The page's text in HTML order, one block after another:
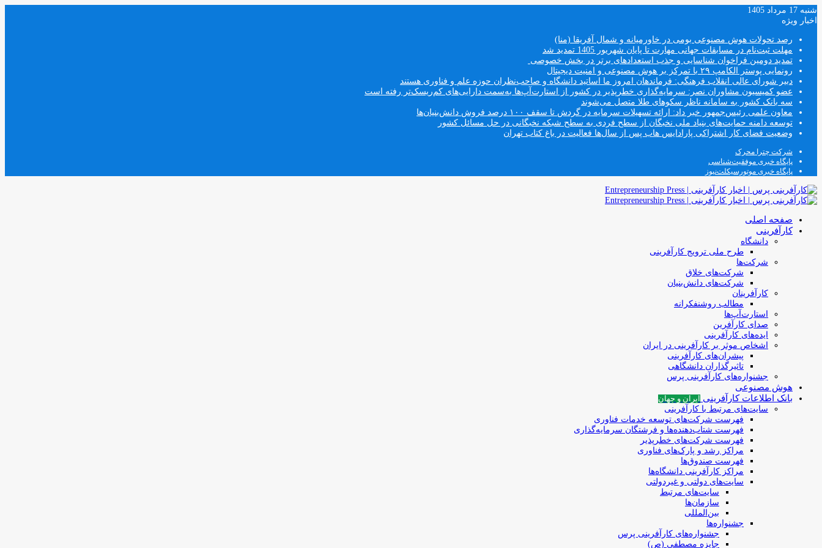
شنبه 17 مرداد 1405
اخبار ویژه
رصد تحولات هوش مصنوعی بومی در خاورمیانه و شمال آفریقا (منا)
مهلت ثبت‌نام در مسابقات جهانی مهارت تا پایان شهریور 1405 تمدید شد
تمدید دومین فراخوان شناسایی و جذب استعدادهای برتر در بخش خصوصی
رونمایی پوستر الکامپ ۲۹ با تمرکز بر هوش مصنوعی و امنیت دیجیتال
دبیر شورای عالی انقلاب فرهنگی: فرماندهان امروز ما اساتید دانشگاه و صاحب‌نظران حوزه علم و فناوری هستند
عضو کمیسیون مشاوران نصر: سرمایه‌گذاری خطرپذیر در کشور از استارت‌آپ‌ها به‌سمت دارایی‌های کم‌ریسک‌تر رفته است
سه بانک کشور به سامانه ناظر سکوهای طلا متصل می‌شوند
معاون علمی رئیس‌جمهور خبر داد: ارائه تسهیلات سرمایه در گردش تا سقف ۱۰۰ درصد فروش دانش‌بنیان‌ها
توسعه دامنه حمایت‌های بنیاد ملی نخبگان از سطح فردی به سطح شبکه نخبگانی در حل مسائل کشور
وضعیت فضای کار اشتراکی پارادایس هاب پس از سال‌ها فعالیت در باغ کتاب تهران
شرکت چترا محرک
پایگاه خبری موفقیت‌شناسی
پایگاه خبری موتورسیکلت‌نیوز
صفحه اصلی
کارآفرینی
دانشگاه
طرح ملی ترویج کارآفرینی
شرکت‌ها
شرکت‌های خلاق
شرکت‌های دانش‌بنیان
کارآفرینان
مطالب روشنفکرانه
استارت‌آپ‌ها
صدای کارآفرین
ایده‌های کارآفرینی
اشخاص موثر بر کارآفرینی در ایران
پیشران‌های کارآفرینی
تاثیرگذاران دانشگاهی
جشنواره‌های کارآفرینی‌ پرس
هوش مصنوعی
بانک اطلاعات کارآفرینی
ایران و جهان
سایت‌های مرتبط با کارآفرینی
فهرست شرکت‌های‌‌ توسعه‌ خدمات فناوری
فهرست شتاب‌دهنده‌ها‌ و فرشتگان‌ سرمایه‌گذاری
فهرست شرکت‌های خطرپذیر
مراکز رشد و پارک‌های فناوری
فهرست صندوق‌ها
مراکز کارآفرینی دانشگاه‌ها
سایت‌های دولتی و غیردولتی
سایت‌های مرتبط
سازمان‌ها
بین‌المللی
جشنواره‌ها
جشنواره‌های کارآفرینی‌ پرس
جایزه مصطفی (ص)